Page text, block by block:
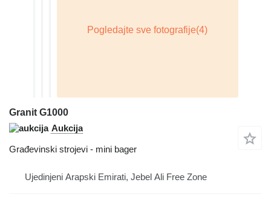
Granit G1000
Aukcija
Građevinski strojevi - mini bager
Ujedinjeni Arapski Emirati, Jebel Ali Free Zone